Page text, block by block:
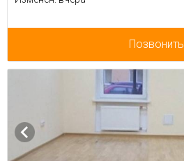
Позвонить